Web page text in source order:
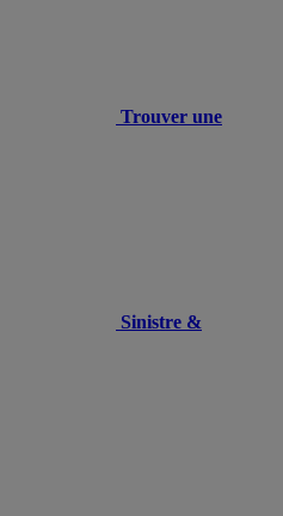
Trouver une
Sinistre &